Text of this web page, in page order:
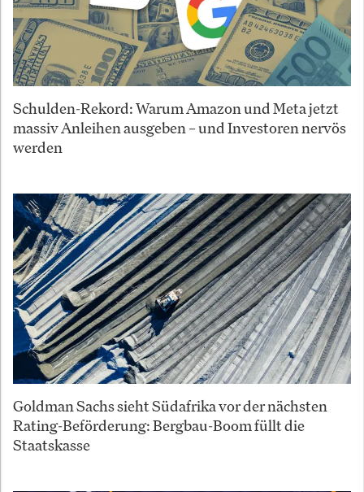
Schulden-Rekord: Warum Amazon und Meta jetzt
massiv Anleihen ausgeben – und Investoren nervös
werden
Goldman Sachs sieht Südafrika vor der nächsten
Rating-Beförderung: Bergbau-Boom füllt die
Staatskasse